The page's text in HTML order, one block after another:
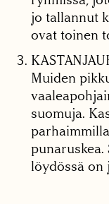
jo tallannut
ovat toinen
Muiden
suomuja.
punaruskea.
löydössä on